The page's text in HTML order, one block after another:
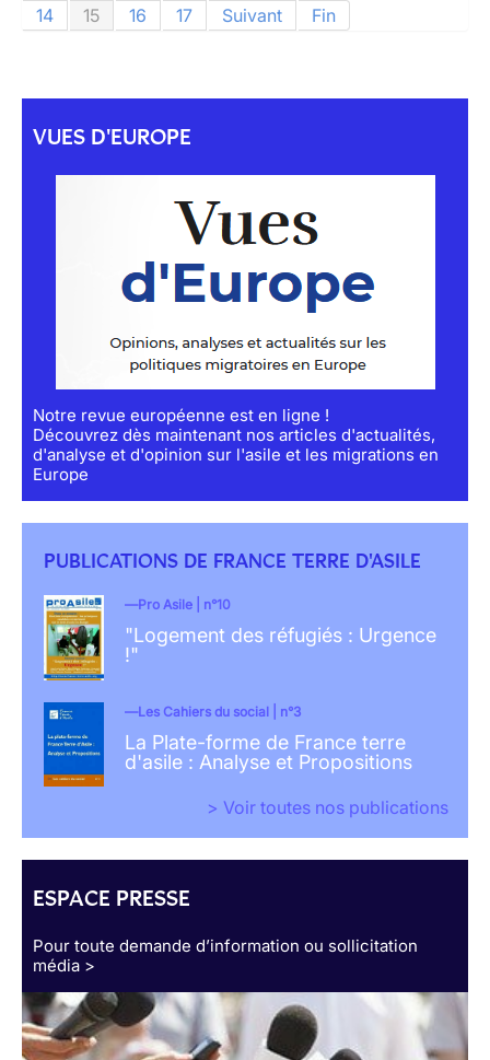
14 15 16 17 Suivant Fin
VUES D'EUROPE
Notre revue européenne est en ligne !
Découvrez dès maintenant nos articles d'actualités,
d'analyse et d'opinion sur l'asile et les migrations en
Europe
PUBLICATIONS DE FRANCE TERRE D'ASILE
Pro Asile | n°10
"Logement des réfugiés : Urgence
!"
Les Cahiers du social | n°3
La Plate-forme de France terre
d'asile : Analyse et Propositions
> Voir toutes nos publications
ESPACE PRESSE
Pour toute demande d’information ou sollicitation
média >